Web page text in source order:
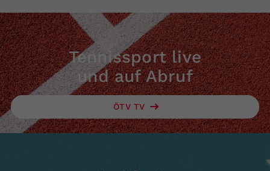
Tennissport live
und auf Abruf
ÖTV TV